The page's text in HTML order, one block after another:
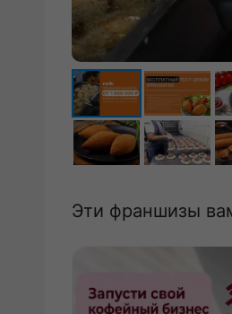
Эти франшизы